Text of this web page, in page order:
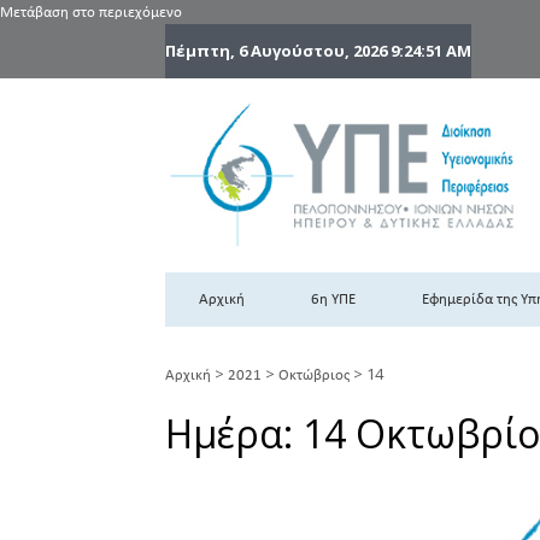
Μετάβαση στο περιεχόμενο
Πέμπτη, 6 Αυγούστου, 20269:24:52 AM
Αρχική 6η ΥΠΕ Εφημερίδα της
Αρχική > 2021 > Οκτώβριος > 14
Ημέρα: 14